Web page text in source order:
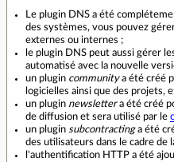
Le plugin DNS a été
des systèmes, vous pouvez
externes ou internes ;
le plugin DNS peut aussi gérer
automatisé avec la nouvelle
un plugin communitya été créé
logicielles ainsi que des projets,
un plugin newslettera été créé
de diffusion et sera utilisé par le
un plugin subcontractinga été
des utilisateurs dans le cadre de
l'authentification HTTP a été